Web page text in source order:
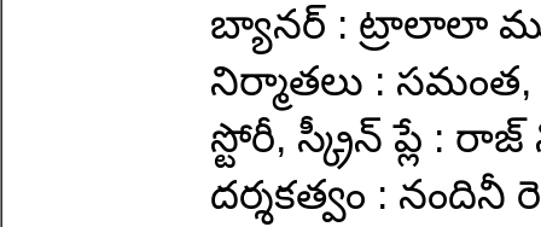
బ్యానర్ : ట్రాలాలా
నిర్మాతలు :
స్టోరీ, స్క్రీన్ ప్లే :
దర్శకత్వం : నందినీ